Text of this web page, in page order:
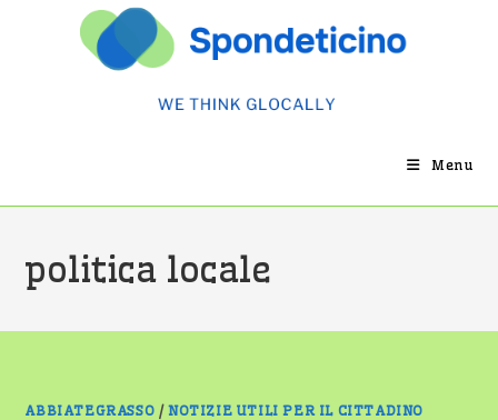
Menu
politica locale
ABBIATEGRASSO /NOTIZIE UTILI PER IL CITTADINO